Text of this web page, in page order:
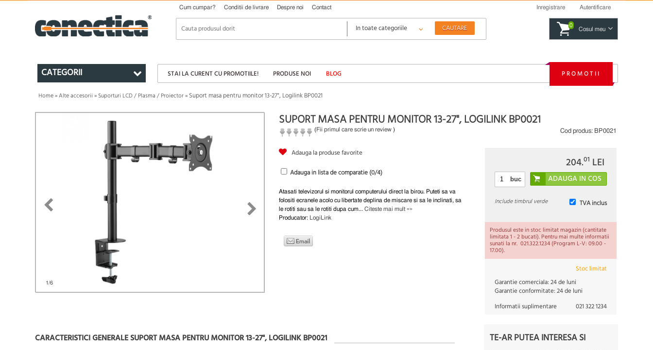
Cum cumpar? Conditii de livrare Despre noi Contact Inregistrare Autentificare
0
Cosul meu
CATEGORII STAI LA CURENT CU PROMOTIILE! PRODUSE NOI BLOG PROMOTII
Home»Alte accesorii » Suporturi LCD / Plasma / Proiector» Suport masa pentru monitor 13-27", Logilink BP0021
1/6
SUPORT MASA PENTRU MONITOR 13-27", LOGILINK BP0021
(Fii primul care scrie un review ) Cod produs: BP0021
Adauga la produse favorite
Adauga in lista de comparatie (0/4)
Atasati televizorul si monitorul computerului direct la birou. Puteti sa va
folositi ecranele acolo cu libertate deplina de miscare si sa le inclinati, sa
le rotiti sau sa le rotiti dupa cum... Citeste mai mult »»
Producator: LogiLink
204.01 LEI
buc
TVA inclus
Include timbrul verde
Produsul este in stoc limitat magazin (cantitate
limitata 1 - 2 bucati). Pentru mai multe informatii
sunati la nr. 021.322.1234 (Program L-V: 09.00 -
17.00).
Stoc limitat
Garantie comerciala:24 de luni
Garantie conformitate:24 de luni
Informatii suplimentare
021 322 1234
CARACTERISTICI GENERALE SUPORT MASA PENTRU MONITOR 13-27", LOGILINK BP0021 TE-AR PUTEA INTERESA SI